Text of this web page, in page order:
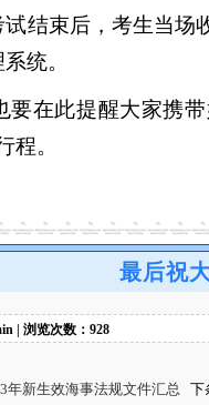
试结束后，考生当场
统。
要在此提醒大家携
程。
最后祝
| 浏览次数：928
年新生效海事法规文件汇总 下